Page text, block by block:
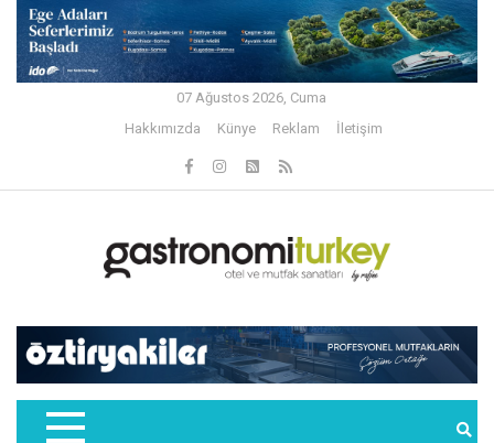
07 Ağustos 2026, Cuma
Hakkımızda
Künye Reklam İletişim